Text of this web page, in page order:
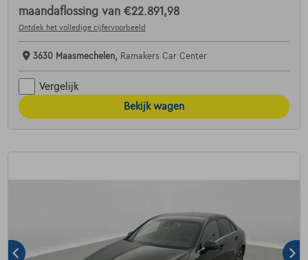
maandaflossing van €22.891,98
Ontdek het volledige cijfervoorbeeld
3630 Maasmechelen, Ramakers Car Center
Vergelijk
Bekijk wagen